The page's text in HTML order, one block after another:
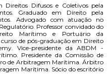
Direitos Difusos e Coletivos pela
Graduado em Direito pela
Advogado com atuação no
Professor convidado do
Marítimo e Portuário da
de pós-graduação em Direito
Vice-presidente da ABDM -
Presidente da Comissão de
de Arbitragem Marítima. Árbitro
Marítima. Sócio do escritório